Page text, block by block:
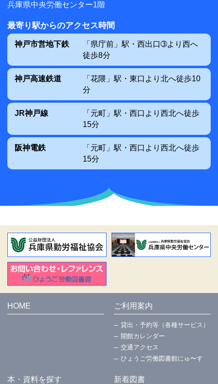
兵庫県中央労働センター1階
最寄り駅からのアクセス時間
神戸市営地下鉄
「県庁前」駅・西出口➂より西へ
徒歩8分
神戸高速鉄道
「花隈」駅・東口より北へ徒歩10
分
JR神戸線
「元町」駅・西口より西北へ徒歩
15分
阪神電鉄
「元町」駅・西口より西北へ徒歩
15分
HOME ご利用案内
貸出・予約等（各種サービス）
開館カレンダー
交通アクセス
ひょうご労働図書館にゅ〜す
本・資料を探す 新着図書